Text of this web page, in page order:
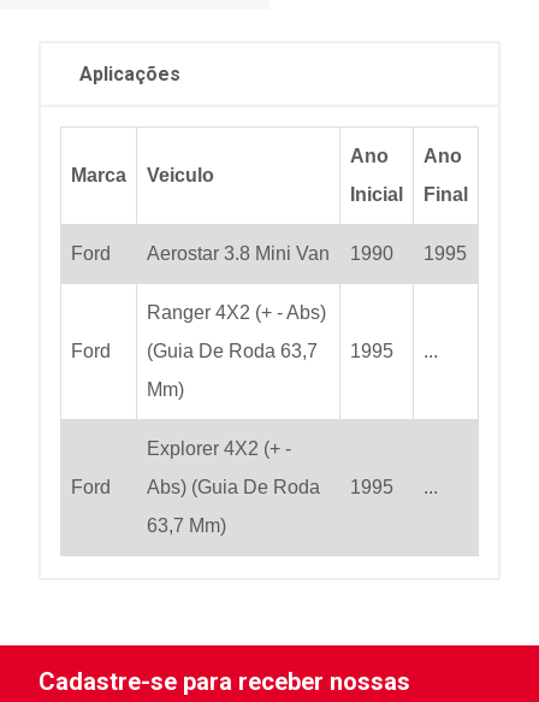
Aplicações
Marca Veiculo
Ano
Inicial
Ano
Final
Ford Aerostar 3.8 Mini Van 1990 1995
Ford
Ranger 4X2 (+ - Abs)
(Guia De Roda 63,7
Mm)
1995 ...
Ford
Explorer 4X2 (+ -
Abs) (Guia De Roda
63,7 Mm)
1995 ...
Cadastre-se para receber nossas